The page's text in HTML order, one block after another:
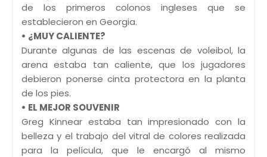
de los primeros colonos ingleses que se
establecieron en Georgia.
• ¿MUY CALIENTE?
Durante algunas de las escenas de voleibol, la
arena estaba tan caliente, que los jugadores
debieron ponerse cinta protectora en la planta
de los pies.
• EL MEJOR SOUVENIR
Greg Kinnear estaba tan impresionado con la
belleza y el trabajo del vitral de colores realizada
para la película, que le encargó al mismo